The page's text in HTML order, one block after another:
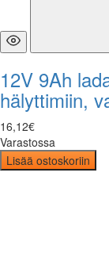
12V 9Ah
hälyttimiin,
16,12€
Varastossa
Lisää ostoskoriin